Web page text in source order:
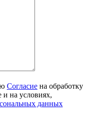
Согласие на обработку
на условиях,
данных